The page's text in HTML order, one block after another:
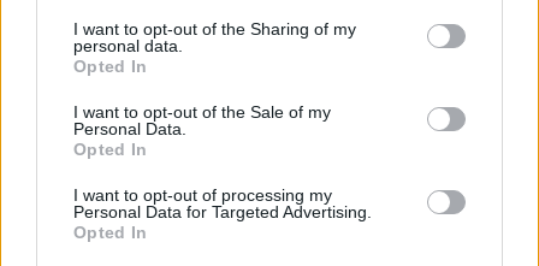
I want to opt-out of the Sharing of my
personal data.
Opted In
I want to opt-out of the Sale of my
Personal Data.
Opted In
I want to opt-out of processing my
Personal Data for Targeted Advertising.
Opted In
ad